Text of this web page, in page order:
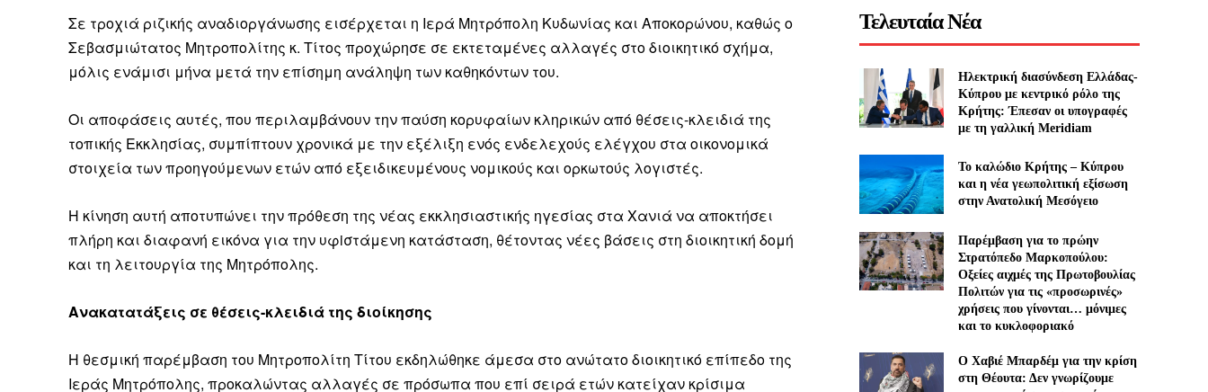
Σε τροχιά ριζικής αναδιοργάνωσης εισέρχεται η Ιερά Μητρόπολη Κυδωνίας και Αποκορώνου, καθώς ο
Σεβασμιώτατος Μητροπολίτης κ. Τίτος προχώρησε σε εκτεταμένες αλλαγές στο διοικητικό σχήμα,
μόλις ενάμισι μήνα μετά την επίσημη ανάληψη των καθηκόντων του.
Οι αποφάσεις αυτές, που περιλαμβάνουν την παύση κορυφαίων κληρικών από θέσεις-κλειδιά της
τοπικής Εκκλησίας, συμπίπτουν χρονικά με την εξέλιξη ενός ενδελεχούς ελέγχου στα οικονομικά
στοιχεία των προηγούμενων ετών από εξειδικευμένους νομικούς και ορκωτούς λογιστές.
Η κίνηση αυτή αποτυπώνει την πρόθεση της νέας εκκλησιαστικής ηγεσίας στα Χανιά να αποκτήσει
πλήρη και διαφανή εικόνα για την υφiστάμενη κατάσταση, θέτοντας νέες βάσεις στη διοικητική δομή
και τη λειτουργία της Μητρόπολης.
Ανακατατάξεις σε θέσεις-κλειδιά της διοίκησης
Η θεσμική παρέμβαση του Μητροπολίτη Τίτου εκδηλώθηκε άμεσα στο ανώτατο διοικητικό επίπεδο της
Ιεράς Μητρόπολης, προκαλώντας αλλαγές σε πρόσωπα που επί σειρά ετών κατείχαν κρίσιμα
Τελευταία Νέα
Ηλεκτρική διασύνδεση Ελλάδας-
Κύπρου με κεντρικό ρόλο της
Κρήτης: Έπεσαν οι υπογραφές
με τη γαλλική Meridiam
Το καλώδιο Κρήτης – Κύπρου
και η νέα γεωπολιτική εξίσωση
στην Ανατολική Μεσόγειο
Παρέμβαση για το πρώην
Στρατόπεδο Μαρκοπούλου:
Οξείες αιχμές της Πρωτοβουλίας
Πολιτών για τις «προσωρινές»
χρήσεις που γίνονται… μόνιμες
και το κυκλοφοριακό
Ο Χαβιέ Μπαρδέμ για την κρίση
στη Θέουτα: Δεν γνωρίζουμε